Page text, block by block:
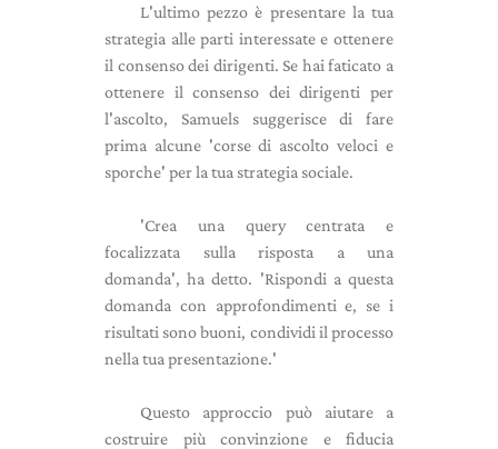
L'ultimo pezzo è presentare la tua
strategia alle parti interessate e ottenere
il consenso dei dirigenti. Se hai faticato a
ottenere il consenso dei dirigenti per
l'ascolto, Samuels suggerisce di fare
prima alcune 'corse di ascolto veloci e
sporche' per la tua strategia sociale.
'Crea una query centrata e
focalizzata sulla risposta a una
domanda', ha detto. 'Rispondi a questa
domanda con approfondimenti e, se i
risultati sono buoni, condividi il processo
nella tua presentazione.'
Questo approccio può aiutare a
costruire più convinzione e fiducia